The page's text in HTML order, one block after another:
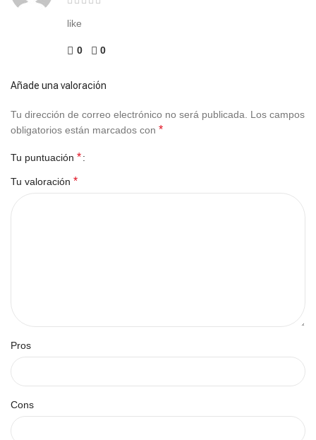
like
0 0
Añade una valoración
Tu dirección de correo electrónico no será publicada.
Los campos
obligatorios están marcados con *
Tu puntuación *
Tu valoración *
Pros
Cons